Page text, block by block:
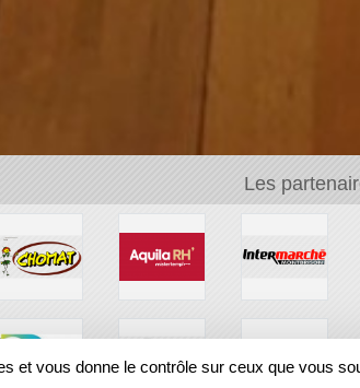
Les
et vous donne le contrôle sur ceux que vous